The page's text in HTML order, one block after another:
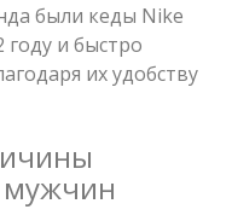
были кеды Nike
году и быстро
их удобству
мужчин